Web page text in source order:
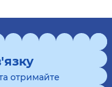
отримайте